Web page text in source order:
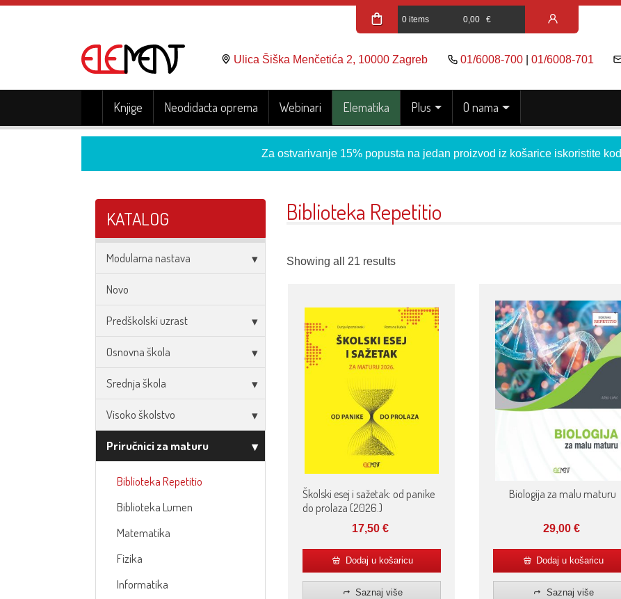
0 items 0,00 €
Ulica Šiška Menčetića 2, 10000 Zagreb 01/6008-700| 01/6008-701
Knjige Neodidacta oprema Webinari Elematika Plus O nama
Za ostvarivanje 15% popusta na jedan proizvod iz košarice iskoristite kod
KATALOG
Modularna nastava
Novo
Predškolski uzrast
Osnovna škola
Srednja škola
Visoko školstvo
Priručnici za maturu
Biblioteka Repetitio
Biblioteka Lumen
Matematika
Fizika
Informatika
Biblioteka Repetitio
Showing all 21 results
Školski esej i sažetak: od panike
do prolaza (2026.)
17,50€
Dodaj u košaricu
Saznaj više
Biologija za malu maturu
29,00 €
Dodaj u košaricu
Saznaj više